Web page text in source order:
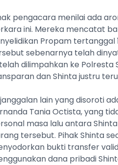
pengacara menilai ada
ini. Mereka mencatat
Propam tertanggal
sebenarnya telah
dilimpahkan ke Polresta
dan Shinta justru
lain yang disoroti
Tania Octista, yang
masa lalu antara
tersebut. Pihak Shinta
bukti transfer
dana pribadi